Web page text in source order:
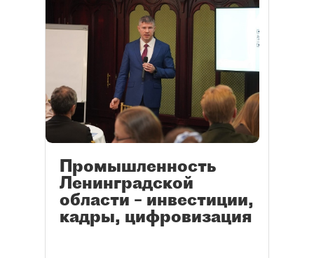
Промышленность
Ленинградской
области – инвестиции,
кадры, цифровизация